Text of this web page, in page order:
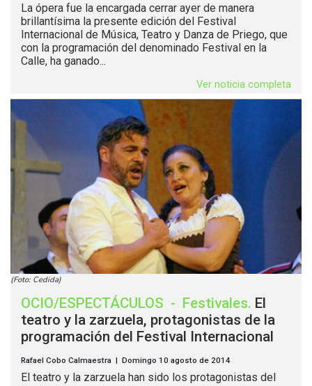
La ópera fue la encargada cerrar ayer de manera
brillantísima la presente edición del Festival
Internacional de Música, Teatro y Danza de Priego, que
con la programación del denominado Festival en la
Calle, ha ganado...
Ver noticia completa
(Foto: Cedida)
OCIO/ESPECTÁCULOS - Festivales. El
teatro y la zarzuela, protagonistas de la
programación del Festival Internacional
Rafael Cobo Calmaestra | Domingo 10 agosto de 2014
El teatro y la zarzuela han sido los protagonistas del